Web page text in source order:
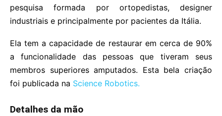
pesquisa formada por ortopedistas, designer
industriais e principalmente por pacientes da Itália.
Ela tem a capacidade de restaurar em cerca de 90%
a funcionalidade das pessoas que tiveram seus
membros superiores amputados. Esta bela criação
foi publicada na Science Robotics.
Detalhes da mão